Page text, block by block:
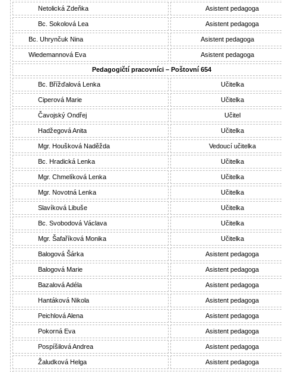
Netolická Zdeňka Asistent pedagoga
Bc. Sokolová Lea Asistent pedagoga
Bc. Uhrynčuk Nina Asistent pedagoga
Wiedemannová Eva Asistent pedagoga
Pedagogičtí pracovníci – Poštovní 654
Bc. Břížďalová Lenka Učitelka
Ciperová Marie Učitelka
Čavojský Ondřej Učitel
Hadžegová Anita Učitelka
Mgr. Houšková Naděžda Vedoucí učitelka
Bc. Hradická Lenka Učitelka
Mgr. Chmelíková Lenka Učitelka
Mgr. Novotná Lenka Učitelka
Slavíková Libuše Učitelka
Bc. Svobodová Václava Učitelka
Mgr. Šafaříková Monika Učitelka
Balogová Šárka Asistent pedagoga
Balogová Marie Asistent pedagoga
Bazalová Adéla Asistent pedagoga
Hantáková Nikola Asistent pedagoga
Peichlová Alena Asistent pedagoga
Pokorná Eva Asistent pedagoga
Pospíšilová Andrea Asistent pedagoga
Žaludková Helga Asistent pedagoga